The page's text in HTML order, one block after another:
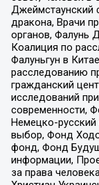
Джеймстаунский
дракона, Врачи
органов, Фалунь
Коалиция по
Фалуньгун в
расследованию
гражданский
исследований
современности,
Немецко-
выбор, Фонд
фонд, Фонд
информации,
за права